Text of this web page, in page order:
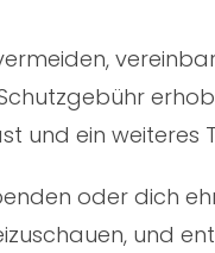
und ein
oder dich
und